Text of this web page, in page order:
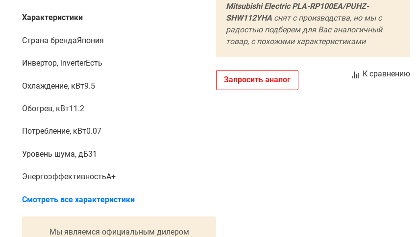
Mitsubishi Electric PLA-RP100EA/PUHZ-
SHW112YHA cнят с производства, но мы с
радостью подберем для Вас аналогичный
товар, с похожими характеристиками
Запросить аналог
К сравнению
Характеристики
Страна брендаЯпония
Инвертор, inverterЕсть
Охлаждение, кВт9.5
Обогрев, кВт11.2
Потребление, кВт0.07
Уровень шума, дБ31
ЭнергоэффективностьA+
Смотреть все характеристики
Мы являемся официальным дилером